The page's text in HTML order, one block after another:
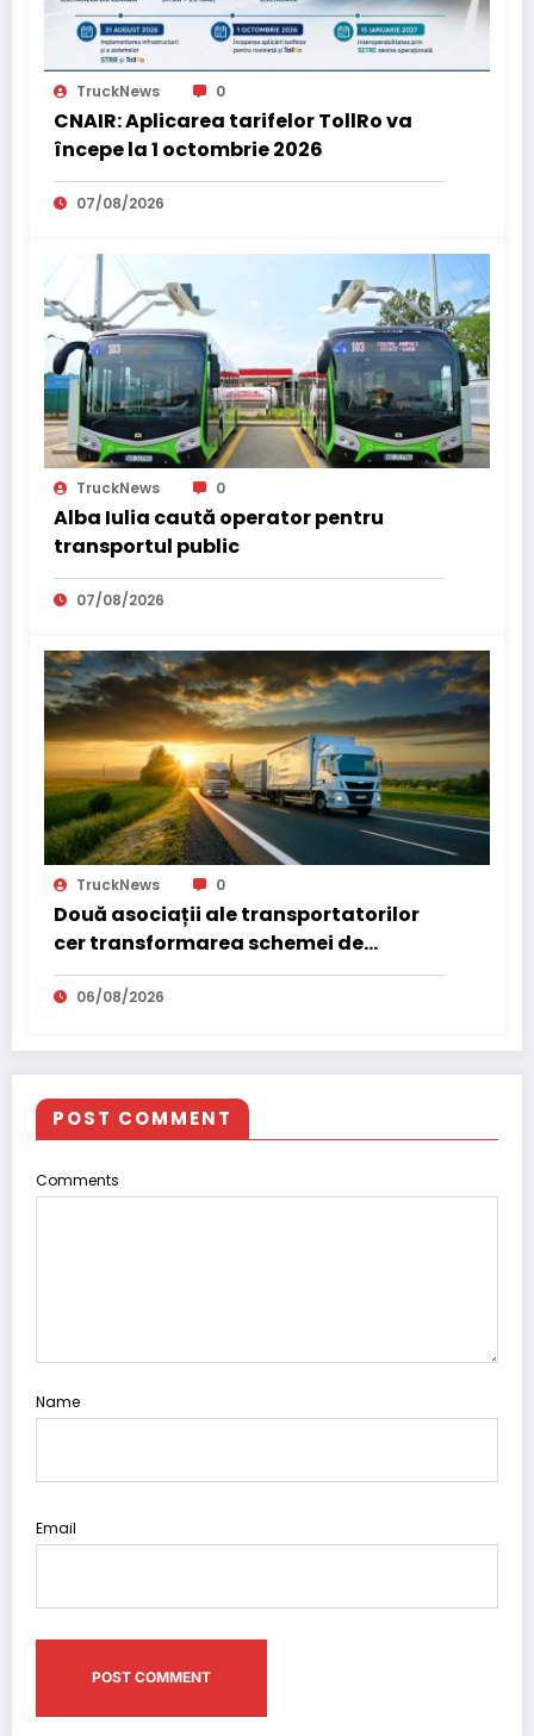
TruckNews 0
CNAIR: Aplicarea tarifelor TollRo va
începe la 1 octombrie 2026
07/08/2026
TruckNews 0
Alba Iulia caută operator pentru
transportul public
07/08/2026
TruckNews 0
Două asociații ale transportatorilor
cer transformarea schemei de
compensare a accizei în mecanism
permanent
06/08/2026
POST COMMENT
Comments
Name
Email